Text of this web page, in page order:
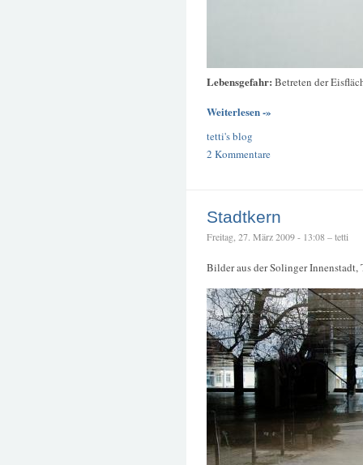
Lebensgefahr: Betreten der
Weiterlesen -»
tetti's blog
2 Kommentare
Stadtkern
Freitag, 27. März 2009 - 13:08 – tetti
Bilder aus der Solinger